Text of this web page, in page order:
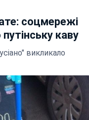
соцмережі
каву
викликало